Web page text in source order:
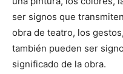
ser signos que
obra de teatro, los
también pueden ser
significado de la obra.